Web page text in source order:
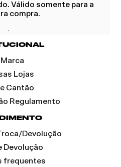
Válido somente para a
compra.
Lojas
Cantão
Regulamento
Devolução
Devolução
frequentes